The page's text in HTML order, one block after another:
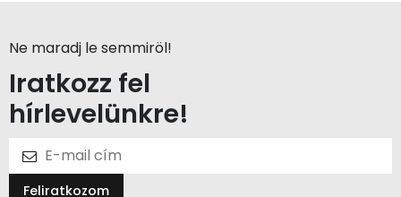
Ne maradj le semmiröl!
Iratkozz fel
hírlevelünkre!
Feliratkozom